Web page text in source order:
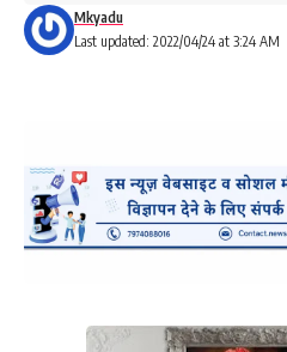
Last updated: 2022/04/24 at 3:24 AM
Mkyadu